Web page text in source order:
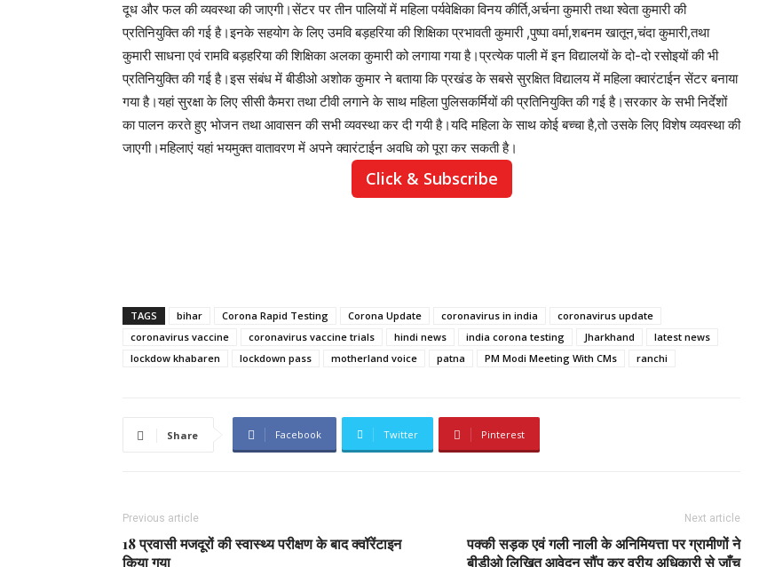
दूध और फल की व्यवस्था की जाएगी।सेंटर पर तीन पालियों में महिला पर्यवेक्षिका विनय कीर्ति,अर्चना कुमारी तथा श्वेता कुमारी की
प्रतिनियुक्ति की गई है।इनके सहयोग के लिए उमवि बड़हरिया की शिक्षिका प्रभावती कुमारी ,पुष्पा वर्मा,शबनम खातून,चंदा कुमारी,तथा
कुमारी साधना एवं रामवि बड़हरिया की शिक्षिका अलका कुमारी को लगाया गया है।प्रत्येक पाली में इन विद्यालयों के दो-दो रसोइयों की भी
प्रतिनियुक्ति की गई है।इस संबंध में बीडीओ अशोक कुमार ने बताया कि प्रखंड के सबसे सुरक्षित विद्यालय में महिला क्वारंटाईन सेंटर बनाया
गया है।यहां सुरक्षा के लिए सीसी कैमरा तथा टीवी लगाने के साथ महिला पुलिसकर्मियों की प्रतिनियुक्ति की गई है।सरकार के सभी निर्देशों
का पालन करते हुए भोजन तथा आवासन की सभी व्यवस्था कर दी गयी है।यदि महिला के साथ कोई बच्चा है,तो उसके लिए विशेष व्यवस्था की
जाएगी।महिलाएं यहां भयमुक्त वातावरण में अपने क्वारंटाईन अवधि को पूरा कर सकती है।
Click & Subscribe
TAGS bihar Corona Rapid Testing Corona Update coronavirus in india
coronavirus update
coronavirus vaccine
coronavirus vaccine trials hindi news india corona testing Jharkhand
latest news
lockdow khabaren
lockdown pass motherland voice patna PM Modi Meeting With CMs ranchi
Share Facebook Twitter Pinterest
Previous article
18 प्रवासी मजदूरों की स्वास्थ्य परीक्षण के बाद क्वॉरेंटाइन
किया गया
Next article
पक्की सड़क एवं गली नाली के अनिमियत्ता पर ग्रामीणों ने
बीडीओ लिखित आवेदन सौंप कर वरीय अधिकारी से जाँच